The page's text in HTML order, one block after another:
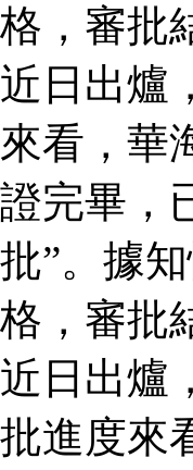
格，審批
近日出爐
來看，華
證完畢，
批”。據
格，審批
近日出爐
批進度來